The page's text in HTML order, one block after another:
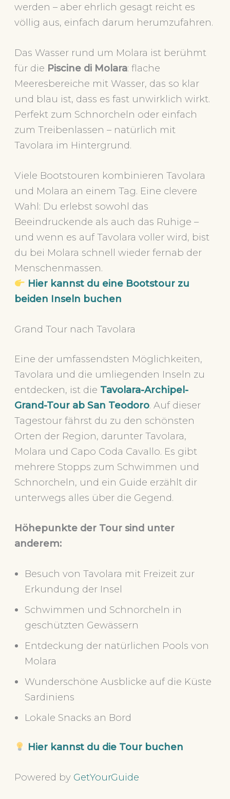
werden – aber ehrlich gesagt reicht es
völlig aus, einfach darum herumzufahren.
Das Wasser rund um Molara ist berühmt
für die Piscine di Molara: flache
Meeresbereiche mit Wasser, das so klar
und blau ist, dass es fast unwirklich wirkt.
Perfekt zum Schnorcheln oder einfach
zum Treibenlassen – natürlich mit
Tavolara im Hintergrund.
Viele Bootstouren kombinieren Tavolara
und Molara an einem Tag. Eine clevere
Wahl: Du erlebst sowohl das
Beeindruckende als auch das Ruhige –
und wenn es auf Tavolara voller wird, bist
du bei Molara schnell wieder fernab der
Menschenmassen.
Hier kannst du eine Bootstour zu
beiden Inseln buchen
Grand Tour nach Tavolara
Eine der umfassendsten Möglichkeiten,
Tavolara und die umliegenden Inseln zu
entdecken, ist die Tavolara-Archipel-
Grand-Tour ab San Teodoro. Auf dieser
Tagestour fährst du zu den schönsten
Orten der Region, darunter Tavolara,
Molara und Capo Coda Cavallo. Es gibt
mehrere Stopps zum Schwimmen und
Schnorcheln, und ein Guide erzählt dir
unterwegs alles über die Gegend.
Höhepunkte der Tour sind unter
anderem:
Besuch von Tavolara mit Freizeit zur
Erkundung der Insel
Schwimmen und Schnorcheln in
geschützten Gewässern
Entdeckung der natürlichen Pools von
Molara
Wunderschöne Ausblicke auf die Küste
Sardiniens
Lokale Snacks an Bord
Hier kannst du die Tour buchen
Powered by GetYourGuide